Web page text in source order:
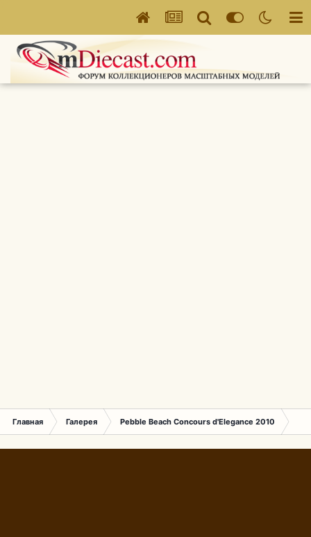
Главная Галерея Pebble Beach Concours d'Elegance 2010